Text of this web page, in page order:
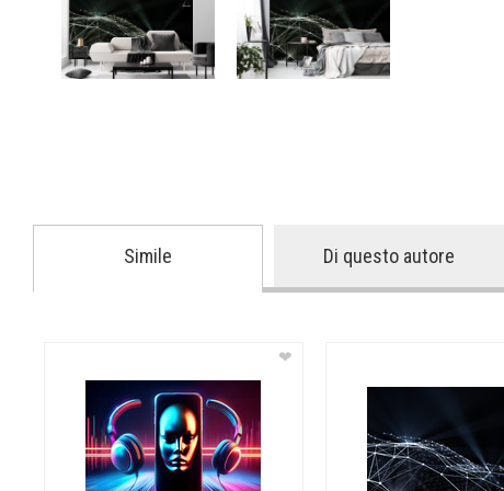
Simile Di questo autore
❤